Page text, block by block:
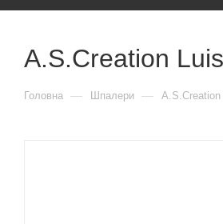
A.S.Creation
Головна — Шпалери — A.S.Creation